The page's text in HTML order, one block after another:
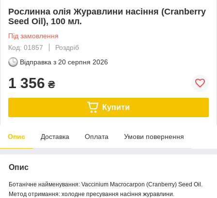
Рослинна олія Журавлини насіння (Cranberry
Seed Oil), 100 мл.
Під замовлення
Код: 01857
Роздріб
Відправка з 20 серпня 2026
1 356 ₴
Купити
Опис Доставка Оплата Умови повернення
Опис
Ботанічне найменування: Vaccinium Macrocarpon (Cranberry) Seed Oil.
Метод отримання: холодне пресування насіння журавлини.